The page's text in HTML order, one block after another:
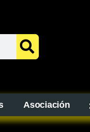
Asociación